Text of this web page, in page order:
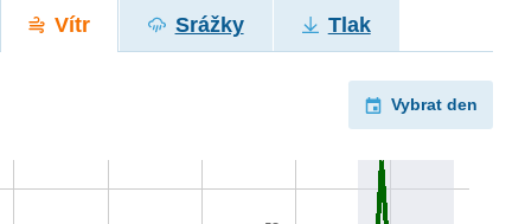
Vítr Srážky Tlak
Vybrat den